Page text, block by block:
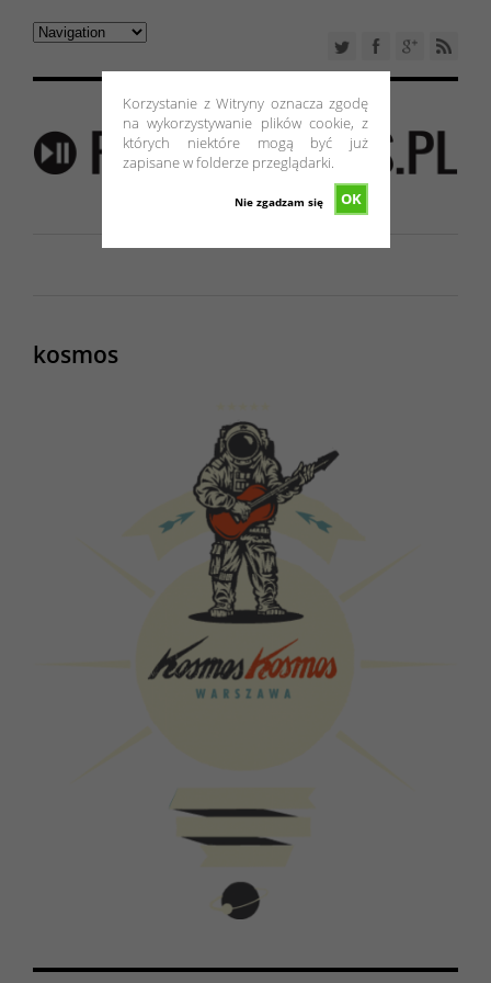
Korzystanie z Witryny oznacza zgodę
na wykorzystywanie plików cookie, z
których niektóre mogą być już
zapisane w folderze przeglądarki.
OK
Nie zgadzam się
kosmos